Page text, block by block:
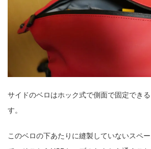
サイドのベロはホック式で側面で固定でき
す。
このベロの下あたりに縫製していないスペ